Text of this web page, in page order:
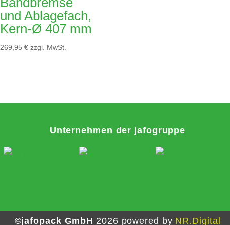
und Ablagefach,
Kern-Ø 407 mm
269,95 € zzgl. MwSt.
Unternehmen der jafogruppe
©jafopack GmbH 2026 powered by NR.Digital